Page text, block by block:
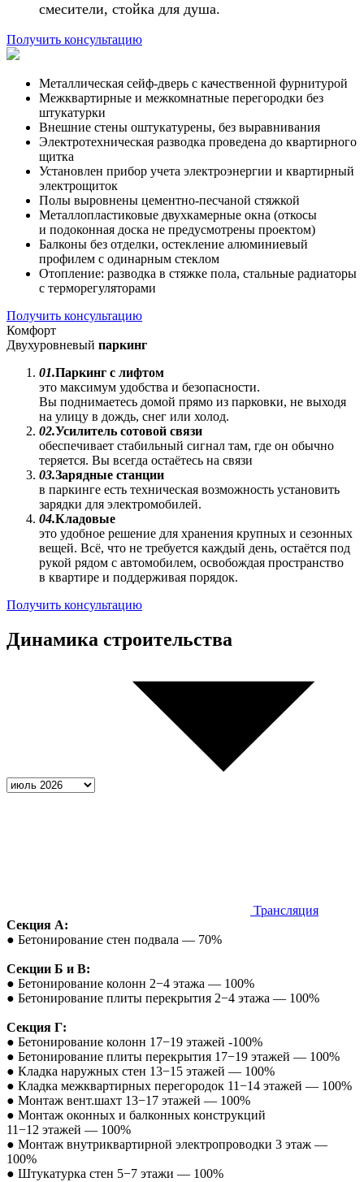
смесители, стойка для душа.
Получить консультацию
Металлическая сейф-дверь с качественной фурнитурой
Межквартирные и межкомнатные перегородки без
штукатурки
Внешние стены оштукатурены, без выравнивания
Электротехническая разводка проведена до квартирного
щитка
Установлен прибор учета электроэнергии и квартирный
электрощиток
Полы выровнены цементно-песчаной стяжкой
Металлопластиковые двухкамерные окна (откосы
и подоконная доска не предусмотрены проектом)
Балконы без отделки, остекление алюминиевый
профилем с одинарным стеклом
Отопление: разводка в стяжке пола, стальные радиаторы
с терморегуляторами
Получить консультацию
Комфорт
Двухуровневый паркинг
01.Паркинг с лифтом
это максимум удобства и безопасности.
Вы поднимаетесь домой прямо из парковки, не выходя
на улицу в дождь, снег или холод.
02.Усилитель сотовой связи
обеспечивает стабильный сигнал там, где он обычно
теряется. Вы всегда остаётесь на связи
03.Зарядные станции
в паркинге есть техническая возможность установить
зарядки для электромобилей.
04.Кладовые
это удобное решение для хранения крупных и сезонных
вещей. Всё, что не требуется каждый день, остаётся под
рукой рядом с автомобилем, освобождая пространство
в квартире и поддерживая порядок.
Получить консультацию
Динамика строительства
Трансляция
Секция А:
● Бетонирование стен подвала — 70%
Секции Б и В:
● Бетонирование колонн 2−4 этажа — 100%
● Бетонирование плиты перекрытия 2−4 этажа — 100%
Секция Г:
● Бетонирование колонн 17−19 этажей -100%
● Бетонирование плиты перекрытия 17−19 этажей — 100%
● Кладка наружных стен 13−15 этажей — 100%
● Кладка межквартирных перегородок 11−14 этажей — 100%
● Монтаж вент.шахт 13−17 этажей — 100%
● Монтаж оконных и балконных конструкций
11−12 этажей — 100%
● Монтаж внутриквартирной электропроводки 3 этаж —
100%
● Штукатурка стен 5−7 этажи — 100%